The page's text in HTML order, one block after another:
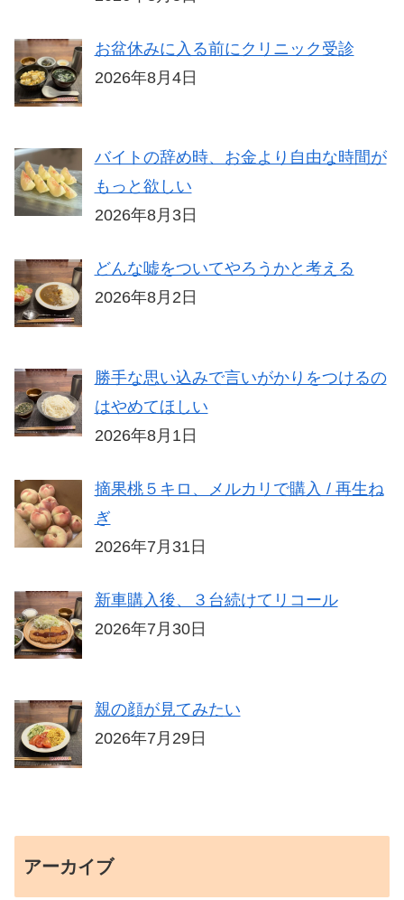
お盆休みに入る前にクリニック受診
2026年8月4日
バイトの辞め時、お金より自由な時間が
もっと欲しい
2026年8月3日
どんな嘘をついてやろうかと考える
2026年8月2日
勝手な思い込みで言いがかりをつけるの
はやめてほしい
2026年8月1日
摘果桃５キロ、メルカリで購入 / 再生ね
ぎ
2026年7月31日
新車購入後、３台続けてリコール
2026年7月30日
親の顔が見てみたい
2026年7月29日
アーカイブ